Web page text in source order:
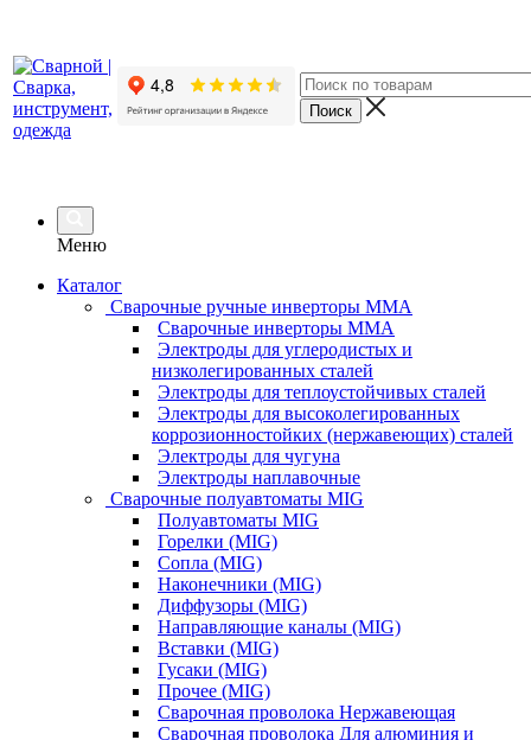
Меню
Каталог
Сварочные ручные инверторы MMA
Сварочные инверторы MMA
Электроды для углеродистых и
низколегированных сталей
Электроды для теплоустойчивых сталей
Электроды для высоколегированных
коррозионностойких (нержавеющих) сталей
Электроды для чугуна
Электроды наплавочные
Сварочные полуавтоматы MIG
Полуавтоматы MIG
Горелки (MIG)
Сопла (MIG)
Наконечники (MIG)
Диффузоры (MIG)
Направляющие каналы (MIG)
Вставки (MIG)
Гусаки (MIG)
Прочее (MIG)
Сварочная проволока Нержавеющая
Сварочная проволока Для алюминия и